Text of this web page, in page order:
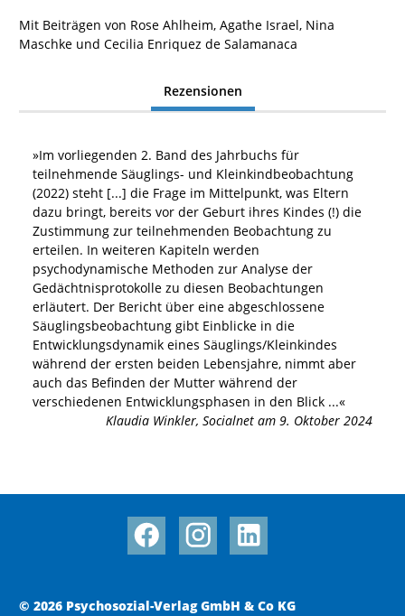
Mit Beiträgen von Rose Ahlheim, Agathe Israel, Nina
Maschke und Cecilia Enriquez de Salamanaca
Rezensionen
»Im vorliegenden 2. Band des Jahrbuchs für
teilnehmende Säuglings- und Kleinkindbeobachtung
(2022) steht [...] die Frage im Mittelpunkt, was Eltern
dazu bringt, bereits vor der Geburt ihres Kindes (!) die
Zustimmung zur teilnehmenden Beobachtung zu
erteilen. In weiteren Kapiteln werden
psychodynamische Methoden zur Analyse der
Gedächtnisprotokolle zu diesen Beobachtungen
erläutert. Der Bericht über eine abgeschlossene
Säuglingsbeobachtung gibt Einblicke in die
Entwicklungsdynamik eines Säuglings/Kleinkindes
während der ersten beiden Lebensjahre, nimmt aber
auch das Befinden der Mutter während der
verschiedenen Entwicklungsphasen in den Blick ...«
Klaudia Winkler, Socialnet am 9. Oktober 2024
© 2026 Psychosozial-Verlag GmbH & Co KG